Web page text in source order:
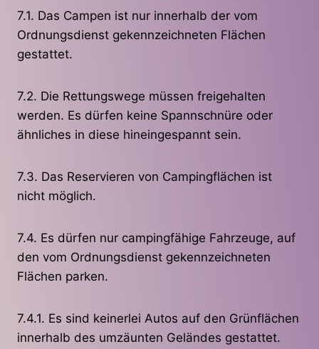
7.1. Das Campen ist nur innerhalb der vom
Ordnungsdienst gekennzeichneten Flächen
gestattet.
7.2. Die Rettungswege müssen freigehalten
werden. Es dürfen keine Spannschnüre oder
ähnliches in diese hineingespannt sein.
7.3. Das Reservieren von Campingflächen ist
nicht möglich.
7.4. Es dürfen nur campingfähige Fahrzeuge, auf
den vom Ordnungsdienst gekennzeichneten
Flächen parken.
7.4.1. Es sind keinerlei Autos auf den Grünflächen
innerhalb des umzäunten Geländes gestattet.